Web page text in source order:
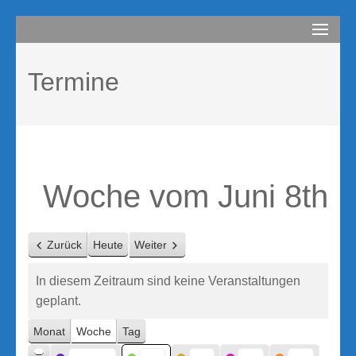
Inhalt
(Enter
drücken)
compurem
Termine
Woche vom Juni 8th
Zurück Heute Weiter
In diesem Zeitraum sind keine Veranstaltungen
geplant.
Monat Woche Tag